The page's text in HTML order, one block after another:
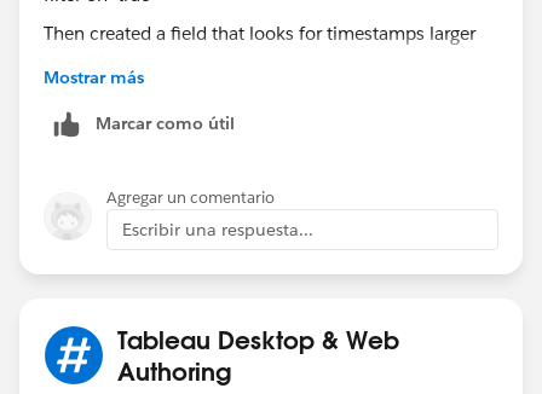
Then created a field that looks for timestamps larger
Mostrar más
Marcar como útil
Agregar un comentario
Escribir una respuesta...
Tableau Desktop & Web
Authoring